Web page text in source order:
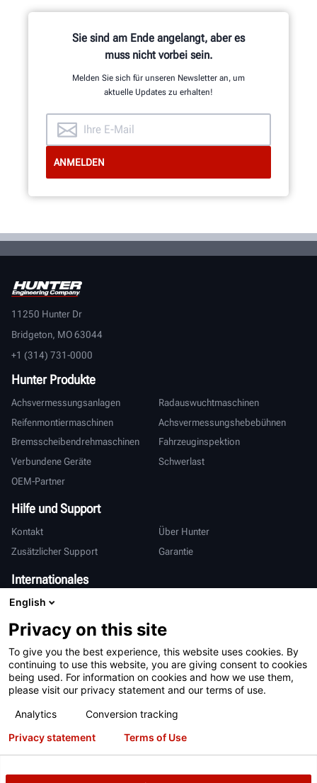
Sie sind am Ende angelangt, aber es
muss nicht vorbei sein.
Melden Sie sich für unseren Newsletter an, um
aktuelle Updates zu erhalten!
11250 Hunter Dr
Bridgeton, MO 63044
+1 (314) 731-0000
Hunter Produkte
Achsvermessungsanlagen
Radauswuchtmaschinen
Reifenmontiermaschinen
Achsvermessungshebebühnen
Bremsscheibendrehmaschinen
Fahrzeuginspektion
Verbundene Geräte
Schwerlast
OEM-Partner
Hilfe und Support
Kontakt
Über Hunter
Zusätzlicher Support
Garantie
Internationales
Vertrieb & Service
亨特中国
Nutzungsbedingungen
Datenschutzerklärung
Informationen zur Verarbeitung Ihrer personenbezogenen Daten
Patente
Anmeldung
English
Privacy on this site
To give you the best experience, this website uses cookies. By
continuing to use this website, you are giving consent to cookies
being used. For information on cookies and how we use them,
please visit our privacy statement and our terms of use.
Analytics
Conversion tracking
Privacy statement Terms of Use